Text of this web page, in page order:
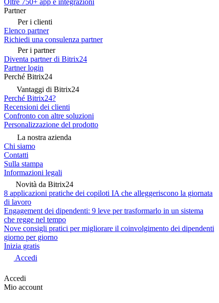
Oltre 750+ app e integrazioni
Partner
Per i clienti
Elenco partner
Richiedi una consulenza partner
Per i partner
Diventa partner di Bitrix24
Partner login
Perché Bitrix24
Vantaggi di Bitrix24
Perché Bitrix24?
Recensioni dei clienti
Confronto con altre soluzioni
Personalizzazione del prodotto
La nostra azienda
Chi siamo
Contatti
Sulla stampa
Informazioni legali
Novità da Bitrix24
8 applicazioni pratiche dei copiloti IA che alleggeriscono la giornata
di lavoro
Engagement dei dipendenti: 9 leve per trasformarlo in un sistema
che regge nel tempo
Nove consigli pratici per migliorare il coinvolgimento dei dipendenti
giorno per giorno
Inizia gratis
Accedi
Accedi
Mio account